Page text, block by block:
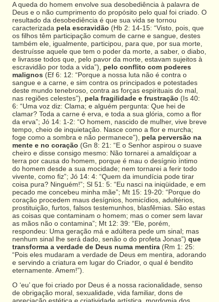
A queda do homem envolve sua desobediência à palavra de
Deus e o não cumprimento do propósito pelo qual foi criado. O
resultado da desobediência é que sua vida se tornou
caracterizada pela escravidão (Hb 2: 14-15: “Visto, pois, que
os filhos têm participação comum de carne e sangue, destes
também ele, igualmente, participou, para que, por sua morte,
destruísse aquele que tem o poder da morte, a saber, o diabo,
e livrasse todos que, pelo pavor da morte, estavam sujeitos à
escravidão por toda a vida”), pelo conflito com poderes
malignos (Ef 6: 12: “Porque a nossa luta não é contra o
sangue e a carne, e sim contra os principados e potestades
deste mundo tenebroso, contra as forças espirituais do mal,
nas regiões celestes”), pela fragilidade e frustração (Is 40:
6: “Uma voz diz: Clama; e alguém pergunta: Que hei de
clamar? Toda a carne é erva, e toda a sua glória, como a flor
da erva”; Jó 14: 1-2: “O homem, nascido de mulher, vive breve
tempo, cheio de inquietação. Nasce como a flor e murcha;
foge como a sombra e não permanece”), pela perversão na
mente e no coração (Gn 8: 21: “E o Senhor aspirou o suave
cheiro e disse consigo mesmo: Não tornarei a amaldiçoar a
terra por causa do homem, porque é mau o desígnio íntimo
do homem desde a sua mocidade; nem tornarei a ferir todo
vivente, como fiz”; Jó 14: 4: “Quem da imundícia pode tirar
coisa pura? Ninguém!”; Sl 51: 5: “Eu nasci na iniqüidade, e em
pecado me concebeu minha mãe”; Mt 15: 19-20: “Porque do
coração procedem maus desígnios, homicídios, adultérios,
prostituição, furtos, falsos testemunhos, blasfêmias. São estas
as coisas que contaminam o homem; mas o comer sem lavar
as mãos não o contamina”; Mt 12: 39: “Ele, porém,
respondeu: Uma geração má e adúltera pede um sinal; mas
nenhum sinal lhe será dado, senão o do profeta Jonas”) que
transforma a verdade de Deus numa mentira (Rm 1: 25:
“Pois eles mudaram a verdade de Deus em mentira, adorando
e servindo a criatura em lugar do Criador, o qual é bendito
eternamente. Amem!”).
O ‘eu’ que foi criado por Deus é a nossa racionalidade, senso
de obrigação moral, sexualidade, vida familiar, dons de